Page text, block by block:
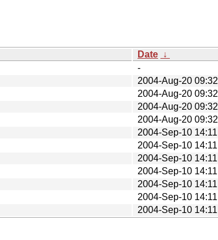
Date ↓
-
2004-Aug-20 09:32
2004-Aug-20 09:32
2004-Aug-20 09:32
2004-Aug-20 09:32
2004-Sep-10 14:11
2004-Sep-10 14:11
2004-Sep-10 14:11
2004-Sep-10 14:11
2004-Sep-10 14:11
2004-Sep-10 14:11
2004-Sep-10 14:11